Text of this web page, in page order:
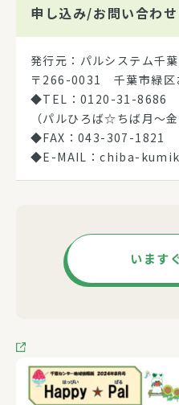
申し込み/お問い合わせ
発行元：パルシステ
〒266-0031 千葉市緑区
◆TEL：0120-31-8686
（パルひろば☆ちば月～
◆FAX：043-307-1821
◆E-MAIL：chiba-
います